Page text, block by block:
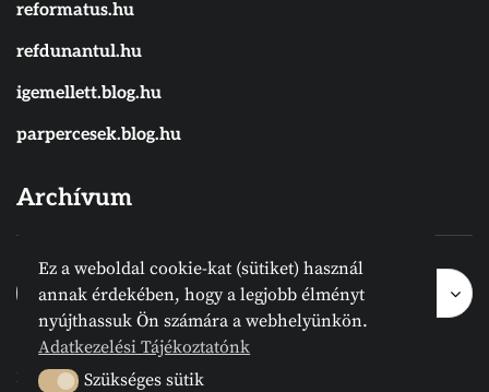
reformatus.hu
refdunantul.hu
igemellett.blog.hu
parpercesek.blog.hu
Archívum
Archívum
Hónap kijelölése
Archívum
2024 © Megvanirva.hu - Minden jog
Ez a weboldal cookie-kat (sütiket) használ
annak érdekében, hogy a legjobb élményt
nyújthassuk Ön számára a webhelyünkön.
Adatkezelési Tájékoztatónk
Szükséges sütik
Szükséges sütik